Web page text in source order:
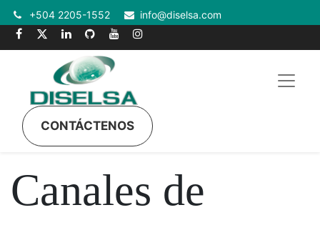
+504 2205-1552 info@diselsa.com
CONTÁCTENOS
Canales de